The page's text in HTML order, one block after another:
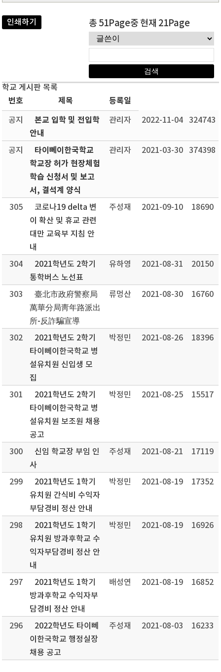
인쇄하기 총 51Page중 현재 21Page
학교 게시판 목록
번호 제목 등록일
공지
본교 입학 및 전입학
안내
관리자 2022-11-04 324743
공지
타이뻬이한국학교
학교장 허가 현장체험
학습 신청서 및 보고
서, 결석계 양식
관리자 2021-03-30 374398
305
코로나19 delta 변
이 확산 및 휴교 관련
대만 교육부 지침 안
내
주성재 2021-09-10 18690
304
2021학년도 2학기
통학버스 노선표
유하영 2021-08-31 20150
303
臺北市政府警察局
萬華分局靑年路派出
所-反詐騙宣導
류멍산 2021-08-30 16760
302
2021학년도 2학기
타이뻬이한국학교 병
설유치원 신입생 모
집
박정민 2021-08-26 18396
301
2021학년도 2학기
타이뻬이한국학교 병
설유치원 보조원 채용
공고
박정민 2021-08-25 15517
300
신임 학교장 부임 인
사
주성재 2021-08-21 17119
299
2021학년도 1학기
유치원 간식비 수익자
부담경비 정산 안내
박정민 2021-08-19 17352
298
2021학년도 1학기
유치원 방과후학교 수
익자부담경비 정산 안
내
박정민 2021-08-19 16926
297
2021학년도 1학기
방과후학교 수익자부
담경비 정산 안내
배성연 2021-08-19 16852
296
2022학년도 타이뻬
이한국학교 행정실장
채용 공고
주성재 2021-08-03 16233